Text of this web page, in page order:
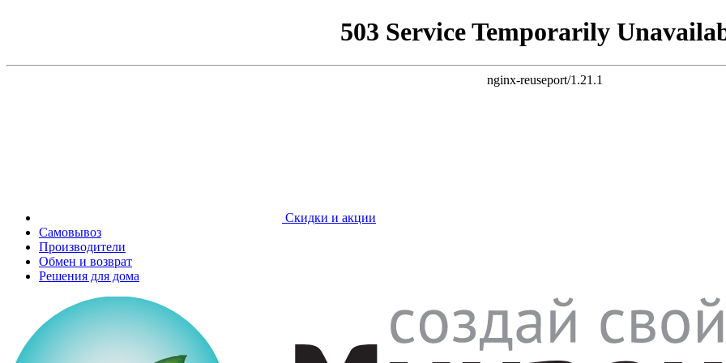
503 Service Temporarily
nginx-reuseport/1.21.1
Скидки и акции
Самовывоз
Производители
Обмен и возврат
Решения для дома